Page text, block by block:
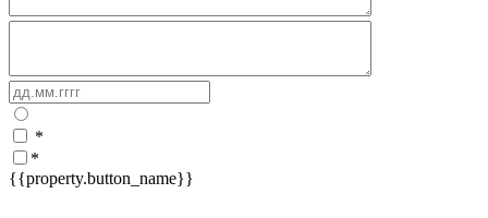
*
*
{{property.button_name}}